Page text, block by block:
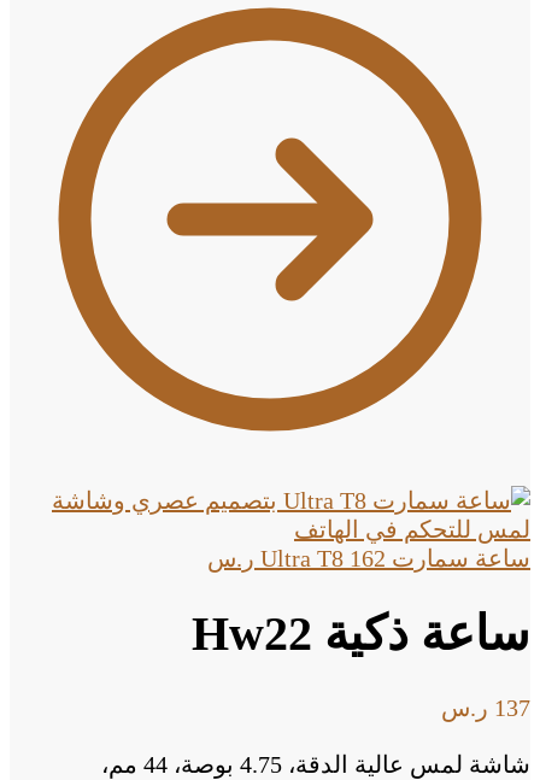
ساعة سمارت Ultra T8 162 ر.س
ساعة ذكية Hw22
137 ر.س
شاشة لمس عالية الدقة، 4.75 بوصة، 44 مم،